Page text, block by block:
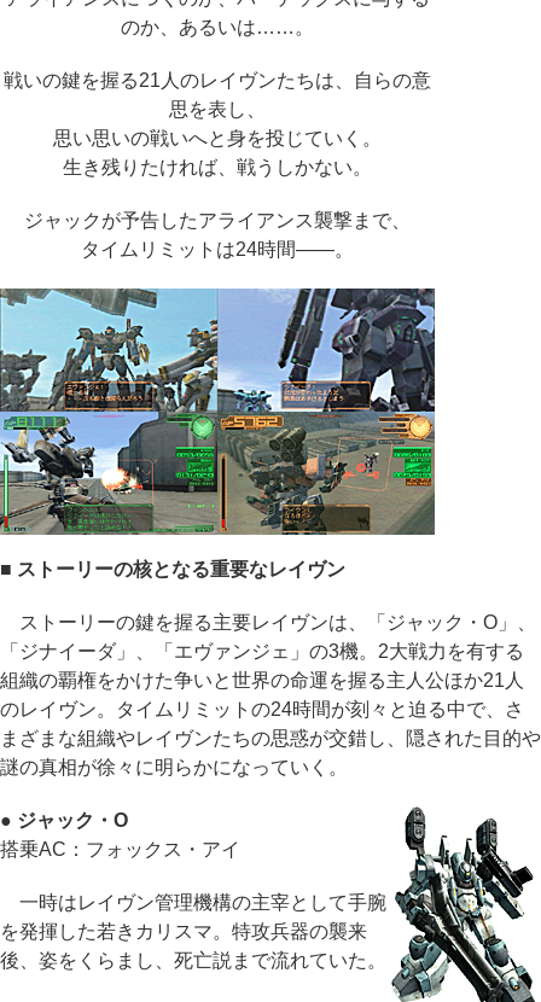
のか、あるいは……。
戦いの鍵を握る21人のレイヴンたちは、自らの意
思を表し、
思い思いの戦いへと身を投じていく。
生き残りたければ、戦うしかない。
ジャックが予告したアライアンス襲撃まで、
タイムリミットは24時間――。
■ ストーリーの核となる重要なレイヴン
ストーリーの鍵を握る主要レイヴンは、「ジャック・O」、
「ジナイーダ」、「エヴァンジェ」の3機。2大戦力を有する
組織の覇権をかけた争いと世界の命運を握る主人公ほか21人
のレイヴン。タイムリミットの24時間が刻々と迫る中で、さ
まざまな組織やレイヴンたちの思惑が交錯し、隠された目的や
謎の真相が徐々に明らかになっていく。
● ジャック・O
搭乗AC：フォックス・アイ
一時はレイヴン管理機構の主宰として手腕
を発揮した若きカリスマ。特攻兵器の襲来
後、姿をくらまし、死亡説まで流れていた。